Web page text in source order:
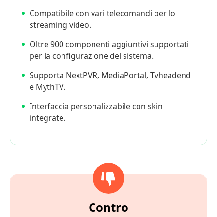
Compatibile con vari telecomandi per lo
streaming video.
Oltre 900 componenti aggiuntivi supportati
per la configurazione del sistema.
Supporta NextPVR, MediaPortal, Tvheadend
e MythTV.
Interfaccia personalizzabile con skin
integrate.
Contro